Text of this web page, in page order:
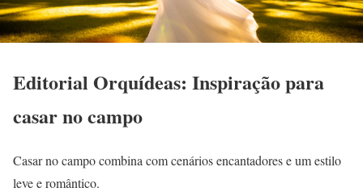
Editorial Orquídeas: Inspiração para
casar no campo
Casar no campo combina com cenários encantadores e um estilo
leve e romântico.